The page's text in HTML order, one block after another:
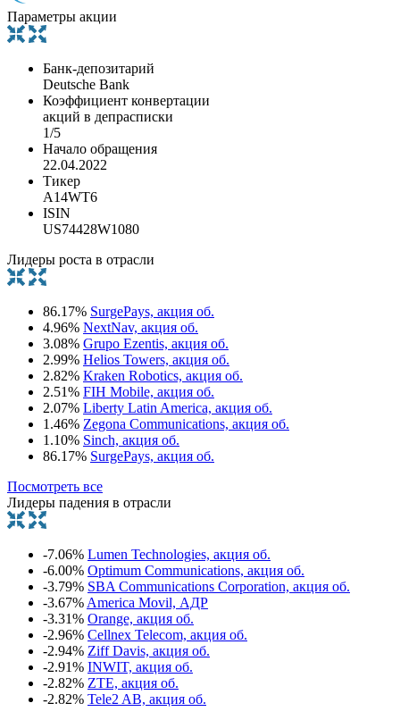
Параметры акции
Банк-депозитарий
Deutsche Bank
Коэффициент конвертации
акций в депрасписки
1/5
Начало обращения
22.04.2022
Тикер
A14WT6
ISIN
US74428W1080
Лидеры роста в отрасли
86.17% SurgePays, акция об.
4.96% NextNav, акция об.
3.08% Grupo Ezentis, акция об.
2.99% Helios Towers, акция об.
2.82% Kraken Robotics, акция об.
2.51% FIH Mobile, акция об.
2.07% Liberty Latin America, акция об.
1.46% Zegona Communications, акция об.
1.10% Sinch, акция об.
86.17% SurgePays, акция об.
Посмотреть все
Лидеры падения в отрасли
-7.06% Lumen Technologies, акция об.
-6.00% Optimum Communications, акция об.
-3.79% SBA Communications Corporation, акция об.
-3.67% America Movil, АДР
-3.31% Orange, акция об.
-2.96% Cellnex Telecom, акция об.
-2.94% Ziff Davis, акция об.
-2.91% INWIT, акция об.
-2.82% ZTE, акция об.
-2.82% Tele2 AB, акция об.